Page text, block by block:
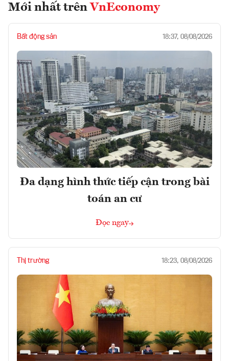
Mới nhất trên VnEconomy
Bất động sản 18:37, 08/08/2026
Đa dạng hình thức tiếp cận trong bài
toán an cư
Đọc ngay
Thị trường 18:23, 08/08/2026